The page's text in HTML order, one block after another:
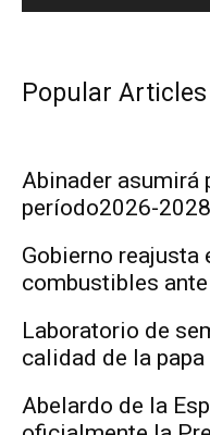
Popular Articles
Abinader asumirá
período2026-2028
Gobierno reajusta
combustibles
Laboratorio de
calidad de la papa
Abelardo de la